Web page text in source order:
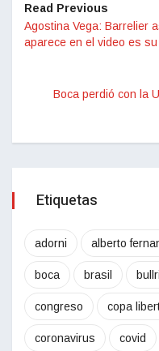
Read Previous
Agostina Vega: Barrelier
aparece en el video es su
Boca perdió con la
Etiquetas
adorni alberto
boca brasil
congreso copa
coronavirus covid